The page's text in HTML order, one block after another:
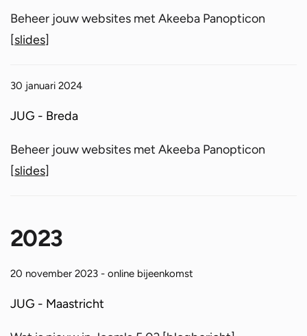
Beheer jouw websites met Akeeba Panopticon
[slides]
30 januari 2024
JUG - Breda
Beheer jouw websites met Akeeba Panopticon
[slides]
2023
20 november 2023 - online bijeenkomst
JUG - Maastricht